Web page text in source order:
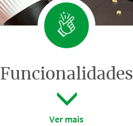
Funcionalidades
Ver mais